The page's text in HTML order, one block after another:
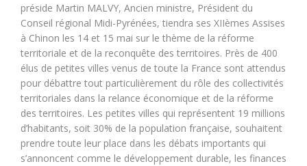
préside Martin MALVY, Ancien ministre, Président du
Conseil régional Midi-Pyrénées, tiendra ses XIIèmes Assises
à Chinon les 14 et 15 mai sur le thème de la réforme
territoriale et de la reconquête des territoires. Près de 400
élus de petites villes venus de toute la France sont attendus
pour débattre tout particulièrement du rôle des collectivités
territoriales dans la relance économique et de la réforme
des territoires. Les petites villes qui représentent 19 millions
d’habitants, soit 30% de la population française, souhaitent
prendre toute leur place dans les débats importants qui
s’annoncent comme le développement durable, les finances